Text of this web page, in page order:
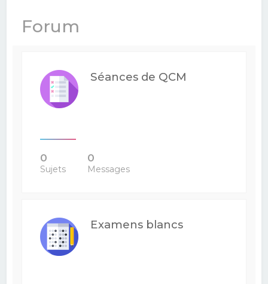
Forum
Séances de QCM
0
Sujets
0
Messages
Examens blancs